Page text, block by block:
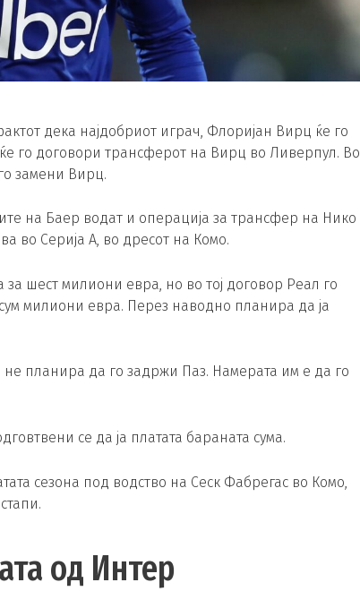
дека најдобриот играч, Флоријан Вирц ќе го
го договори трансферот на Вирц во Ливерпул. Во
замени Вирц.
на Баер водат и операција за трансфер на Нико
во Серија А, во дресот на Комо.
шест милиони евра, но во тој договор Реал го
милиони евра. Перез наводно планира да ја
планира да го задржи Паз. Намерата им е да го
се да ја платата бараната сума.
сезона под водство на Сеск Фабрегас во Комо,
од Интер